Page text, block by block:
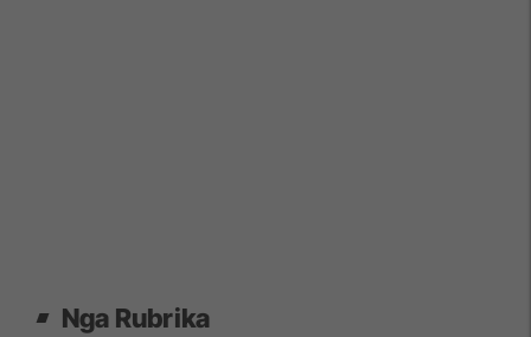
Nga Rubrika